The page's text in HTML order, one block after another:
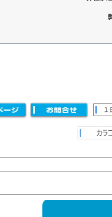
価格が安い順 価格が高い順